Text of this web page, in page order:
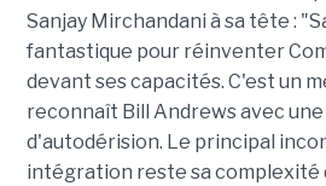
Sanjay Mirchandani à sa tête :
fantastique pour réinventer
devant ses capacités. C'est un
reconnaît Bill Andrews avec
d'autodérision. Le principal
intégration reste sa complexité